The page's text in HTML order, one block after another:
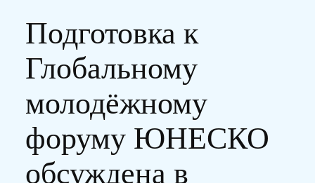
Подготовка к
Глобальному
молодёжному
форуму ЮНЕСКО
обсуждена в